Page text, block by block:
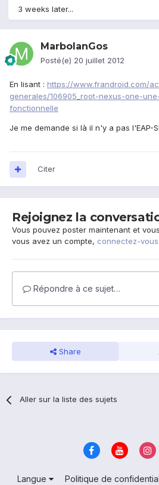
3 weeks later...
MarbolanGos
Posté(e) 20 juillet 2012
En lisant : https://www.frandroid.com/
generales/106905_root-nexus-one-
fonctionnelle
Je me demande si là il n'y a pas l'EAP-
Citer
Rejoignez la
Vous pouvez poster maintenant et
vous avez un compte, connectez-
Répondre à ce sujet…
Share
Aller sur la liste des sujets
Langue Politique de